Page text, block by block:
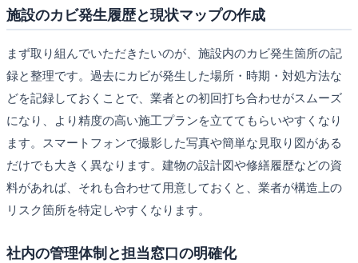
施設のカビ発生履歴と現状マップの作成
まず取り組んでいただきたいのが、施設内のカビ発生箇所の記
録と整理です。過去にカビが発生した場所・時期・対処方法な
どを記録しておくことで、業者との初回打ち合わせがスムーズ
になり、より精度の高い施工プランを立ててもらいやすくなり
ます。スマートフォンで撮影した写真や簡単な見取り図がある
だけでも大きく異なります。建物の設計図や修繕履歴などの資
料があれば、それも合わせて用意しておくと、業者が構造上の
リスク箇所を特定しやすくなります。
社内の管理体制と担当窓口の明確化